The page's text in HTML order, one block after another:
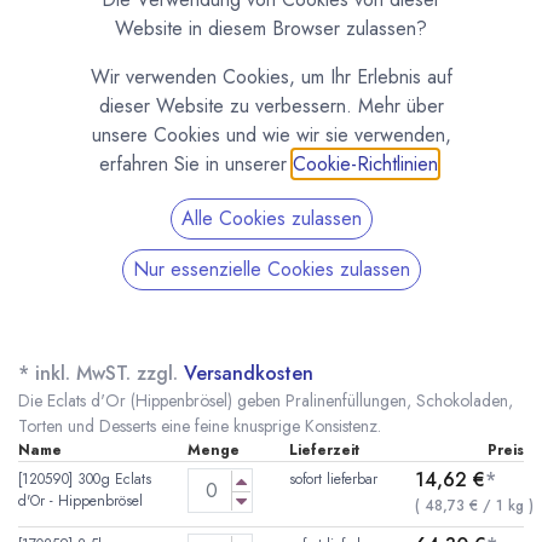
Eclats d'Or - Hippenbrösel - Pailleté Feuilletine
* inkl. MwST. zzgl. Versandkosten
Die Eclats d'Or (Hippenbrösel) geben Pralinenfüllungen, Schokoladen,
Torten und Desserts eine feine knusprige Konsistenz.
Name Menge Lieferzeit
Preis
[120590] 300g Eclats
d'Or - Hippenbrösel
sofort lieferbar 14,62 €*
( 48,73 € /1 kg )
Website in diesem Browser zulassen?
Wir verwenden Cookies, um Ihr Erlebnis auf
dieser Website zu verbessern. Mehr über
unsere Cookies und wie wir sie verwenden,
erfahren Sie in unserer Cookie-Richtlinien
Alle Cookies zulassen
Nur essenzielle Cookies zulassen